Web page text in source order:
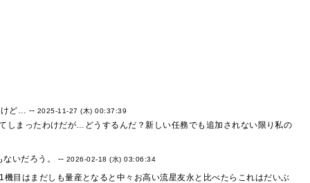
けど… -- 2025-11-27 (木) 00:37:39
しまったわけだが…どうするんだ？新しい任務でも追加されない限り私の
ないだろう。 -- 2026-02-18 (水) 03:06:34
目はまだしも量産となると中々お高い流星友永と比べたらこれはだいぶ